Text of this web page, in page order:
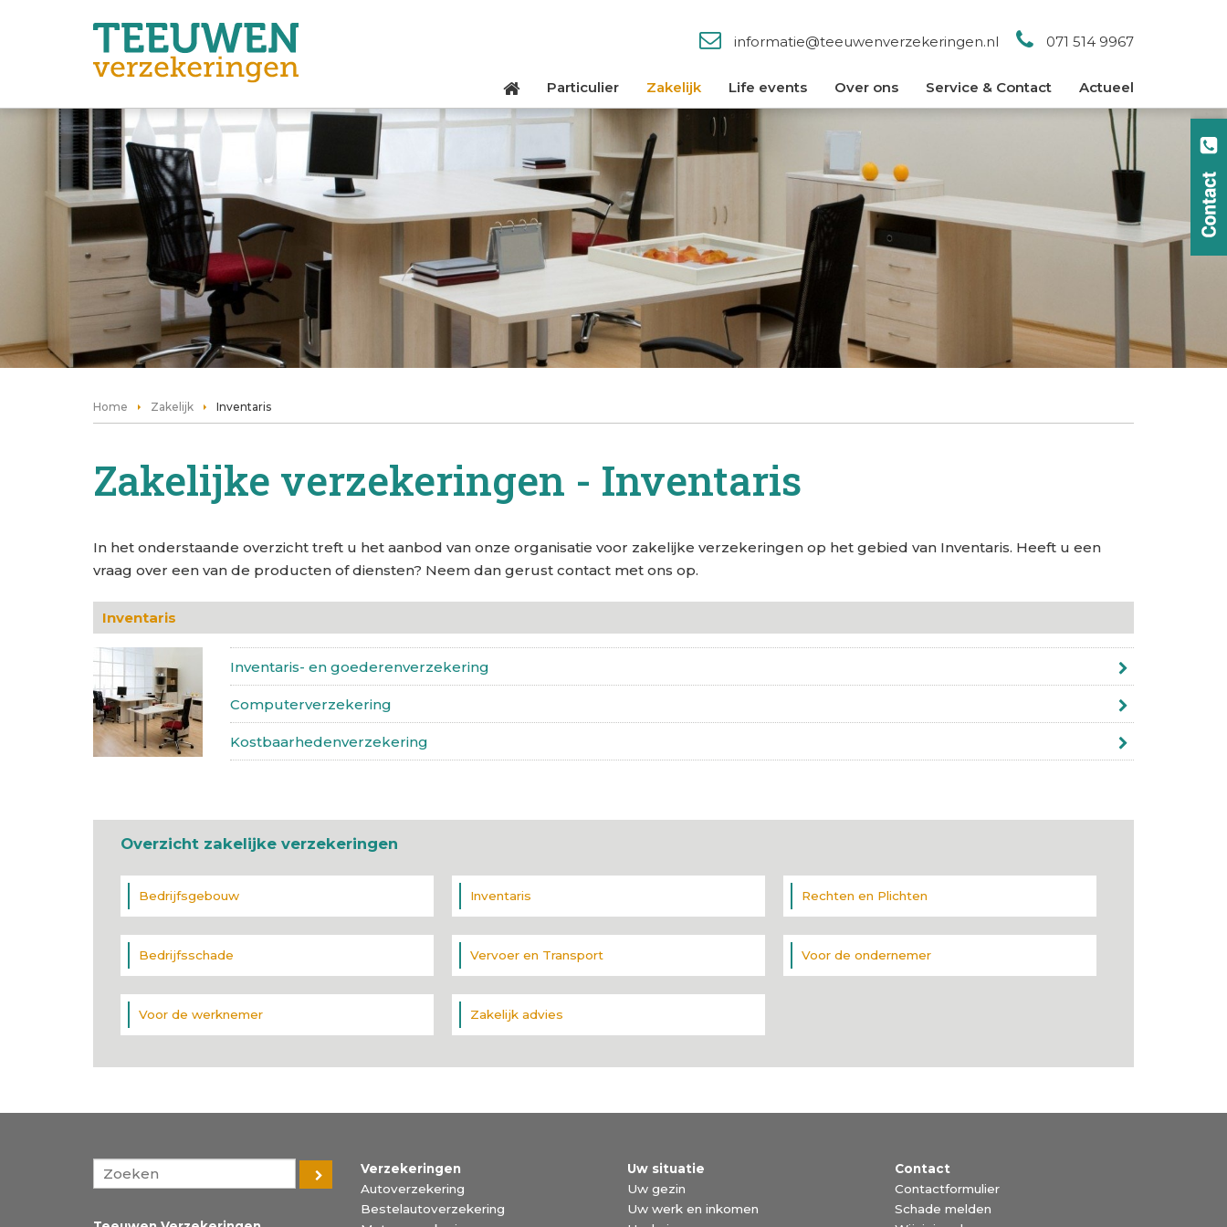
informatie@teeuwenverzekeringen.nl 071 514 9967
Particulier Zakelijk Life events Over ons Service & Contact Actueel
Home Zakelijk Inventaris
Zakelijke verzekeringen - Inventaris
In het onderstaande overzicht treft u het aanbod van onze organisatie voor zakelijke verzekeringen op het gebied van Inventaris. Heeft u een
vraag over een van de producten of diensten? Neem dan gerust contact met ons op.
Inventaris
Inventaris- en goederenverzekering
Computerverzekering
Kostbaarhedenverzekering
Overzicht zakelijke verzekeringen
Bedrijfsgebouw Inventaris Rechten en Plichten
Bedrijfsschade Vervoer en Transport Voor de ondernemer
Voor de werknemer Zakelijk advies
Verzekeringen
Autoverzekering
Bestelautoverzekering
Uw situatie
Uw gezin
Uw werk en inkomen
Contact
Contactformulier
Schade melden